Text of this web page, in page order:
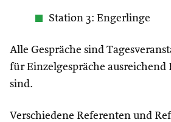
Station 3: Engerlinge
Alle Gespräche sind
für Einzelgespräche ausreichend
sind.
Verschiedene Referenten und